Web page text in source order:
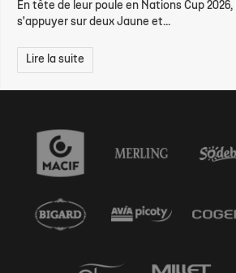
En tête de leur poule en Nations Cup
s'appuyer sur deux Jaune et...
Lire la suite